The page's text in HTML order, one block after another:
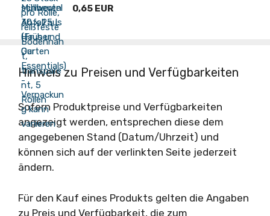
0,65 EUR
Hinweis zu Preisen und Verfügbarkeiten
Sofern Produktpreise und Verfügbarkeiten
angezeigt werden, entsprechen diese dem
angegebenen Stand (Datum/Uhrzeit) und
können sich auf der verlinkten Seite jederzeit
ändern.
Für den Kauf eines Produkts gelten die Angaben
zu Preis und Verfügbarkeit, die zum